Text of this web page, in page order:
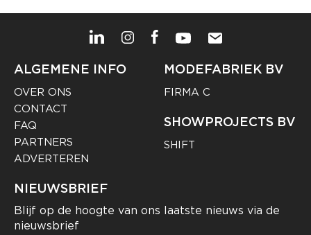
ALGEMENE INFO
OVER ONS
CONTACT
FAQ
PARTNERS
ADVERTEREN
MODEFABRIEK BV
FIRMA C
SHOWPROJECTS BV
SHIFT
NIEUWSBRIEF
Blijf op de hoogte van ons laatste nieuws via de
nieuwsbrief